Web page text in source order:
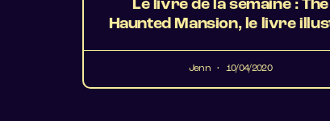
Le livre de la semaine : The
Haunted Mansion, le livre
Jenn 10/04/2020